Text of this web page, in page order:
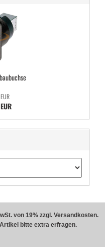
von 19% zzgl. Versandkosten.
bitte extra erfragen.